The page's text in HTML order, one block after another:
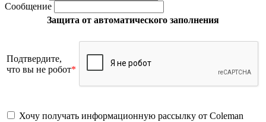
Сообщение
Защита от автоматического заполнения
Подтвердите,
что вы не робот*
Хочу получать информационную рассылку от Coleman